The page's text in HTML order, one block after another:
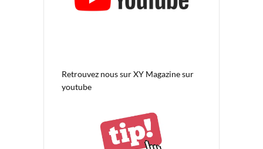
Retrouvez nous surXY Magazine sur
youtube